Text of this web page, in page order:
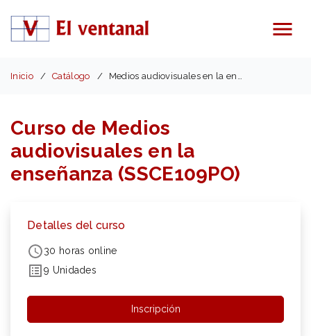
Menú
Inicio Catálogo Medios audiovisuales en la enseñanza (SSCE109PO)
Curso de Medios
audiovisuales en la
enseñanza (SSCE109PO)
Detalles del curso
30 horas online
9 Unidades
Inscripción